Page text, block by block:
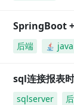
SpringBoot
后端 java
sql连接报表
sqlserver